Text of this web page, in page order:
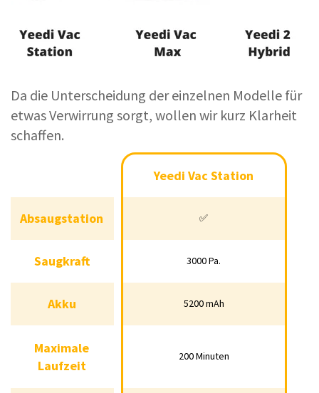
Da die Unterscheidung der einzelnen Modelle für
etwas Verwirrung sorgt, wollen wir kurz Klarheit
schaffen.
Yeedi Vac Station Yeedi Vac Max
Absaugstation
Saugkraft 3000 Pa.
5200 mAh
Maximale
Laufzeit
200 Minuten
Yeedi Vac Station
✅
3000 Pa.
5200 mAh
200 Minuten
Absaugstation
Saugkraft
Akku
Maximale
Laufzeit